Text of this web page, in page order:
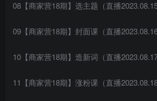
08【商家营18期】选主题（直播
09【商家营18期】封面课（直播
10【商家营18期】造新词（直播
11【商家营18期】涨粉课（直播